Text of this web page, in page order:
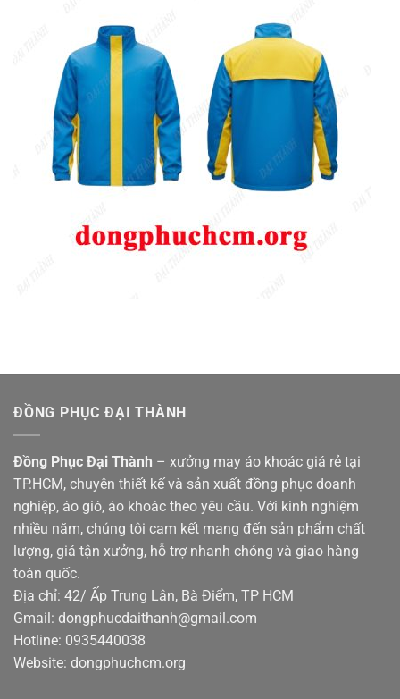
ĐỒNG PHỤC ĐẠI THÀNH
Đồng Phục Đại Thành – xưởng may áo khoác giá rẻ tại
TP.HCM, chuyên thiết kế và sản xuất đồng phục doanh
nghiệp, áo gió, áo khoác theo yêu cầu. Với kinh nghiệm
nhiều năm, chúng tôi cam kết mang đến sản phẩm chất
lượng, giá tận xưởng, hỗ trợ nhanh chóng và giao hàng
toàn quốc.
Địa chỉ: 42/ Ấp Trung Lân, Bà Điểm, TP HCM
Gmail: dongphucdaithanh@gmail.com
Hotline: 0935440038
Website: dongphuchcm.org